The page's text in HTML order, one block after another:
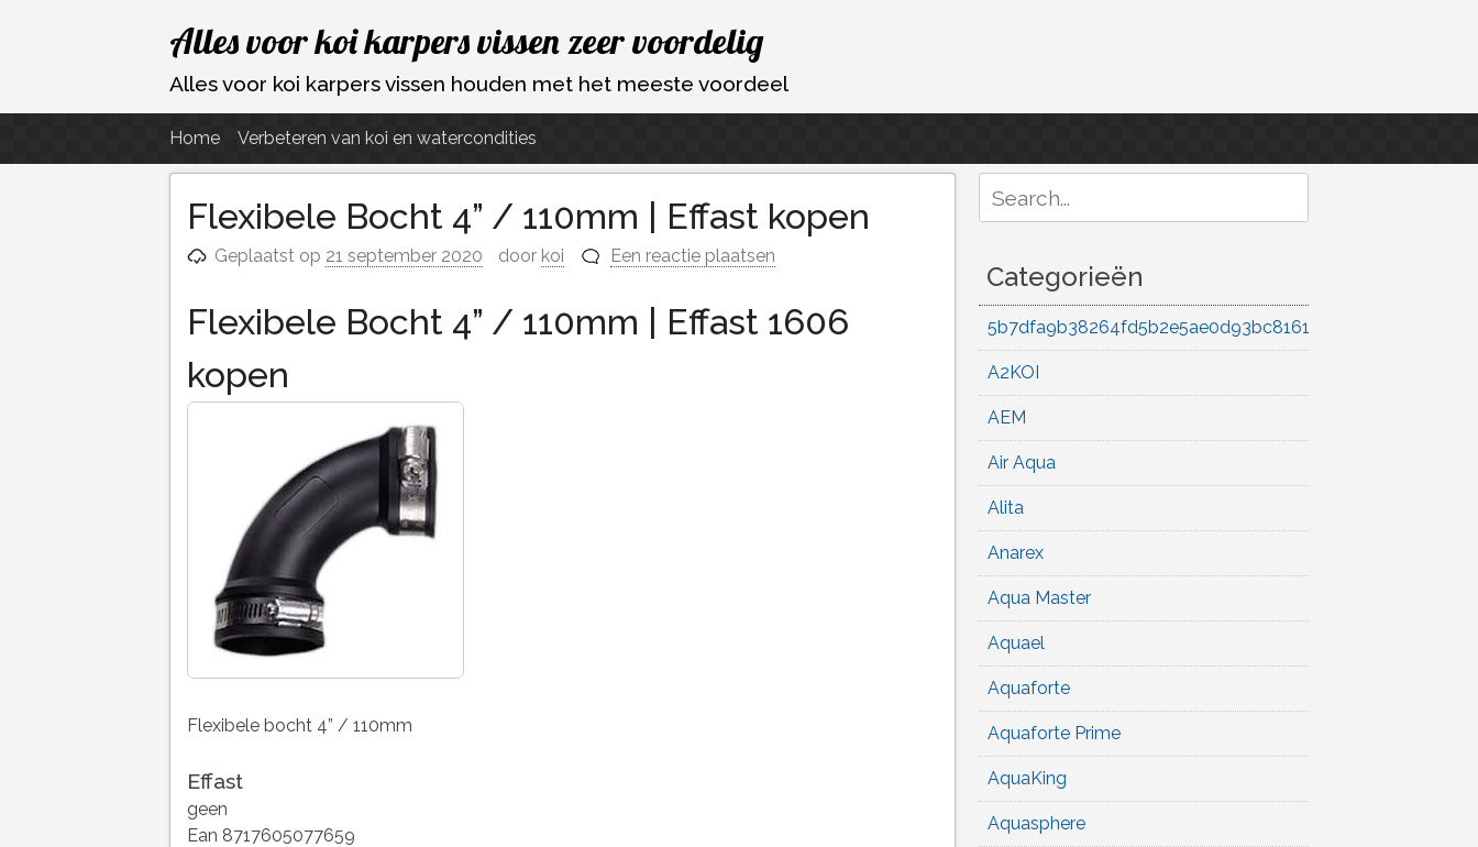
Ga
naar
de
Alles voor koi karpers vissen zeer voordelig
Alles voor koi karpers vissen houden met het meeste voordeel
Home Verbeteren van koi en watercondities
Flexibele Bocht 4” / 110mm | Effast kopen
Geplaatst op 21 september 2020 door koi Een reactie plaatsen
Flexibele Bocht 4” / 110mm | Effast 1606
kopen
Flexibele bocht 4” / 110mm
Effast
geen
Ean 8717605077659
for:
Categorieën
5b7dfa9b38264fd5b2e5ae0d93bc8161
A2KOI
AEM
Air Aqua
Alita
Anarex
Aqua Master
Aquael
Aquaforte
Aquaforte Prime
AquaKing
Aquasphere